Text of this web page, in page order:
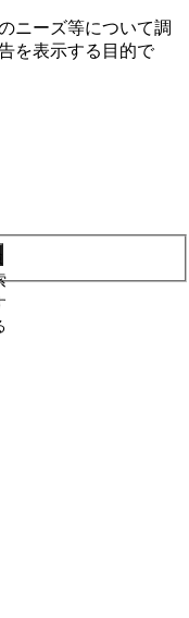
ニーズ等について調
を表⽰する⽬的で